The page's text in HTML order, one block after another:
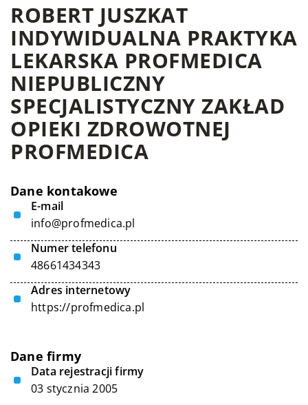
ROBERT JUSZKAT
INDYWIDUALNA PRAKTYKA
LEKARSKA PROFMEDICA
NIEPUBLICZNY
SPECJALISTYCZNY ZAKŁAD
OPIEKI ZDROWOTNEJ
PROFMEDICA
Dane kontakowe
E-mail
info@profmedica.pl
Numer telefonu
48661434343
Adres internetowy
https://profmedica.pl
Dane firmy
Data rejestracji firmy
03 stycznia 2005